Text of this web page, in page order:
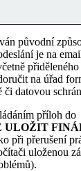
původní
je na
na úřad
či datovou
příloh do
ULOŽIT
při přerušení
uloženou